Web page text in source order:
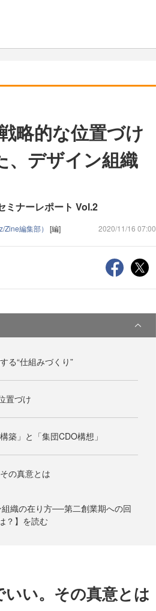
略的な位置づけ
、デザイン組織
ミナーレポート Vol.2
Zine編集部） [編] 2020/11/16 07:00
る“仕組みづくり”
置づけ
築」と「集団CDO構想」
の真意とは
組織の在り方──第二創業期への回
？】を読む
い。その真意とは